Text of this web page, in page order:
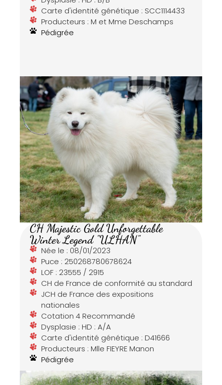
Carte d'identité génétique : SCC1114433
Producteurs : M et Mme Deschamps
Pédigrée
CH Majestic Gold Unforgettable
Winter Legend "ULHAN"
Née le : 08/01/2023
Puce : 250268780678624
LOF : 23555 / 2915
CH de France de conformité au standard
JCH de France des expositions
nationales
Cotation 4 Recommandé
Dysplasie : HD : A/A
Carte d'identité génétique : D41666
Producteurs : Mlle FIEYRE Manon
Pédigrée